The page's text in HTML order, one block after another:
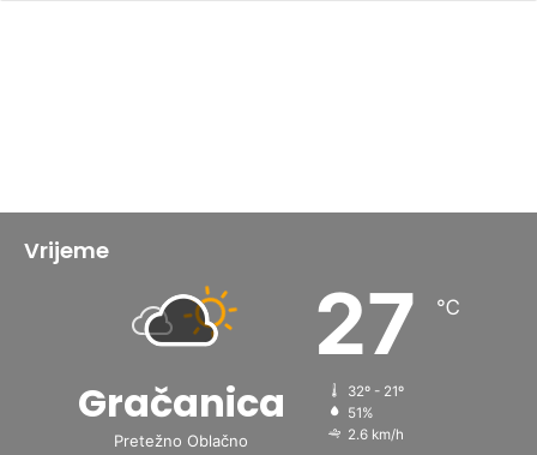
Vrijeme
Gračanica
Pretežno Oblačno
27 ℃
32º - 21º
51%
2.6 km/h